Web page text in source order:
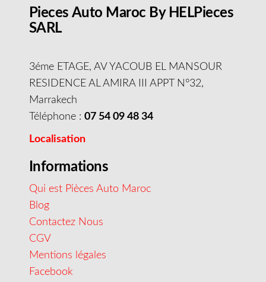
Pieces Auto Maroc By HELPieces
SARL
3éme ETAGE, AV YACOUB EL MANSOUR
RESIDENCE AL AMIRA III APPT N°32,
Marrakech
Téléphone : 07 54 09 48 34
Localisation
Informations
Qui est Pièces Auto Maroc
Blog
Contactez Nous
CGV
Mentions légales
Facebook